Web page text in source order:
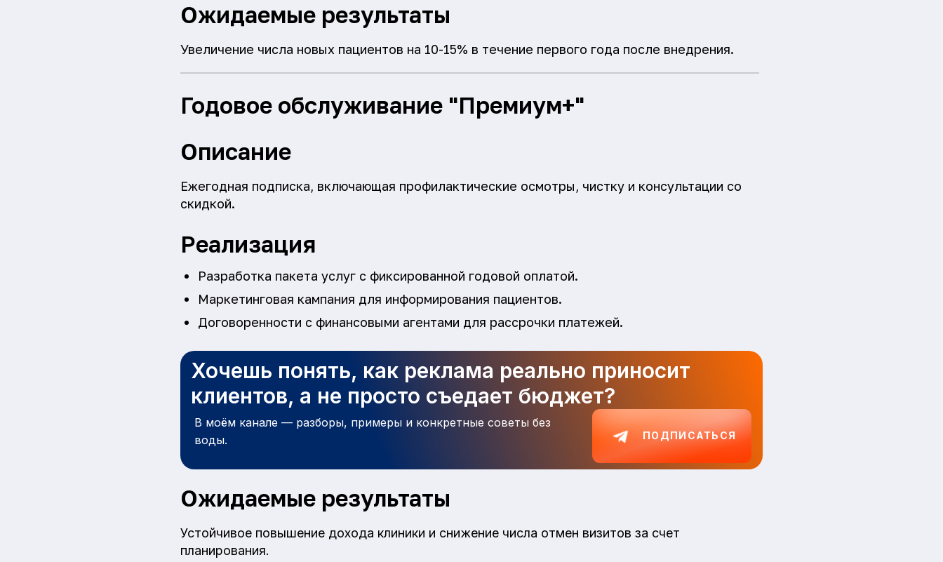
Ожидаемые результаты
Увеличение числа новых пациентов на 10-15% в течение первого года после внедрения.
Годовое обслуживание "Премиум+"
Описание
Ежегодная подписка, включающая профилактические осмотры, чистку и консультации со
скидкой.
Реализация
Разработка пакета услуг с фиксированной годовой оплатой.
Маркетинговая кампания для информирования пациентов.
Договоренности с финансовыми агентами для рассрочки платежей.
Хочешь понять, как реклама реально приносит
клиентов, а не просто съедает бюджет?
В моём канале — разборы, примеры и конкретные советы без
воды.
ПОДПИСАТЬСЯ
Ожидаемые результаты
Устойчивое повышение дохода клиники и снижение числа отмен визитов за счет
планирования.